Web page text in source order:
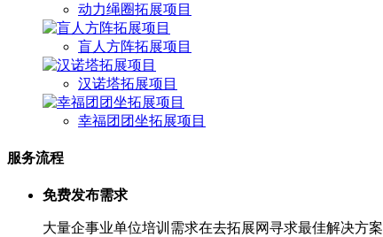
动力绳圈拓展项目
盲人方阵拓展项目
汉诺塔拓展项目
幸福团团坐拓展项目
服务流程
免费发布需求
大量企事业单位培训需求在去拓展网寻求最佳解决方案